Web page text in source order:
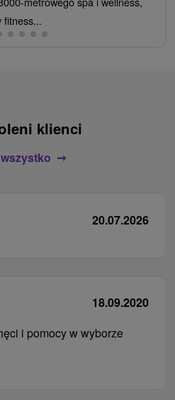
fitness...
klienci
20.07.2026
18.09.2020
i pomocy w wyborze